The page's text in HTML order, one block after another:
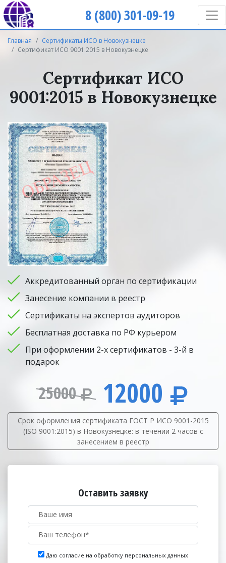
8 (800) 301-09-19
Главная
Сертификаты ИСО в Новокузнецке
Сертификат ИСО 9001:2015 в Новокузнецке
Сертификат ИСО
9001:2015 в Новокузнецке
Аккредитованный орган по сертификации
Занесение компании в реестр
Сертификаты на экспертов аудиторов
Бесплатная доставка по РФ курьером
При оформлении 2-х сертификатов - 3-й в
подарок
25000 12000
Срок оформления сертификата ГОСТ Р ИСО 9001-2015
(ISO 9001:2015) в Новокузнецке: в течении 2 часов с
занесением в реестр
Оставить заявку
Даю согласие на обработку персональных данных